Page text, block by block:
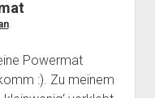
.
Powermat
:). Zu meinem